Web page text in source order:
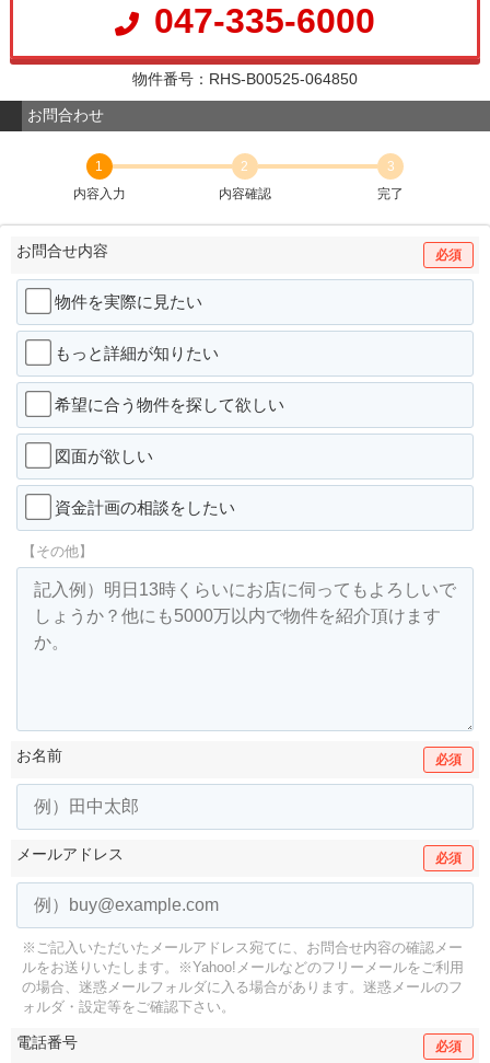
047-335-6000
物件番号：RHS-B00525-064850
お問合わせ
1
内容入力
2
内容確認
3
完了
お問合せ内容 必須
物件を実際に見たい
もっと詳細が知りたい
希望に合う物件を探して欲しい
図面が欲しい
資金計画の相談をしたい
【その他】
お名前 必須
メールアドレス 必須
※ご記入いただいたメールアドレス宛てに、お問合せ内容の確認メー
ルをお送りいたします。
※Yahoo!メールなどのフリーメールをご利用
の場合、迷惑メールフォルダに入る場合があります。 迷惑メールのフ
ォルダ・設定等をご確認下さい。
電話番号 必須